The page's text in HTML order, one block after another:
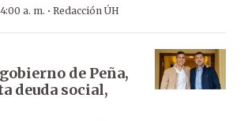
a. m. · Redacción ÚH
de Peña,
deuda social,